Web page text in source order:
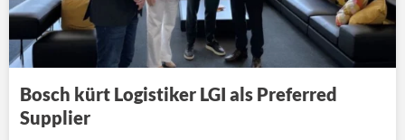
Bosch kürt Logistiker LGI als Preferred
Supplier